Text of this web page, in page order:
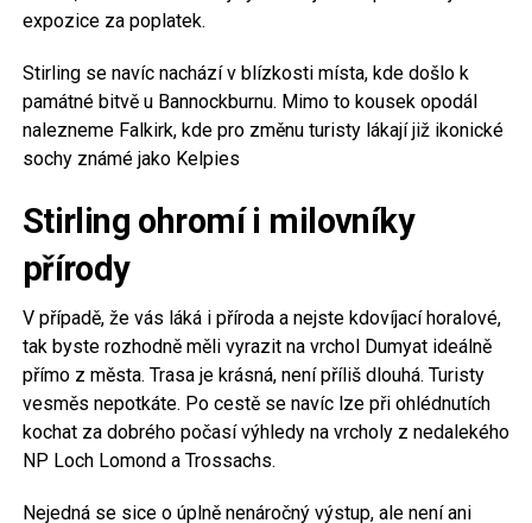
expozice za poplatek.
Stirling se navíc nachází v blízkosti místa, kde došlo k
památné bitvě u Bannockburnu. Mimo to kousek opodál
nalezneme Falkirk, kde pro změnu turisty lákají již ikonické
sochy známé jako Kelpies
Stirling ohromí i milovníky
přírody
V případě, že vás láká i příroda a nejste kdovíjací horalové,
tak byste rozhodně měli vyrazit na vrchol Dumyat ideálně
přímo z města. Trasa je krásná, není příliš dlouhá. Turisty
vesměs nepotkáte. Po cestě se navíc lze při ohlédnutích
kochat za dobrého počasí výhledy na vrcholy z nedalekého
NP Loch Lomond a Trossachs.
Nejedná se sice o úplně nenáročný výstup, ale není ani